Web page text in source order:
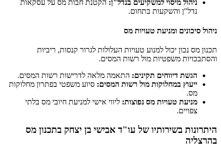
ניהול מיסוי למשקיעים בנדל"ן: הקטנת חבות מס על עסקאות
נדל"ן והשקעות בתחום.
ניהול סיכונים ומניעת טעויות מס
תכנון מס נכון יכול למנוע טעויות העלולות לגרור קנסות, ריביות
והסתבכויות משפטיות מול רשות המסים.
הגשת דיווחים תקינים: התאמה מלאה לדרישות רשות המסים.
ייעוץ במחלוקות מול רשות המסים: סיוע משפטי בפתרון מחלוקות
מס.
מניעת טעויות מס נפוצות: ליווי אישי למניעת חיובי מס בלתי
צפויים.
היתרונות בשירותיו של עו"ד אבישי בן יצחק בתכנון מס
בהרצליה